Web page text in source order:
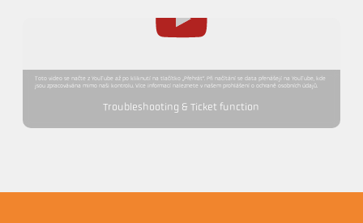
Toto video se načte z YouTube až po kliknutí na tlačítko „Přehrát“. Při načítání se data přenášejí na YouTube, kde
jsou zpracovávána mimo naši kontrolu. Více informací naleznete v našem prohlášení o ochraně osobních údajů.
Troubleshooting & Ticket function